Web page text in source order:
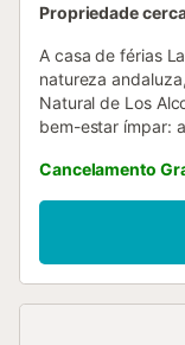
Propriedade
A casa de férias
natureza
Natural de Los
bem-estar ímpar:
propriedade é
principal,
pessoas. Dispõe
cozinha
um quarto com
Cancelamento